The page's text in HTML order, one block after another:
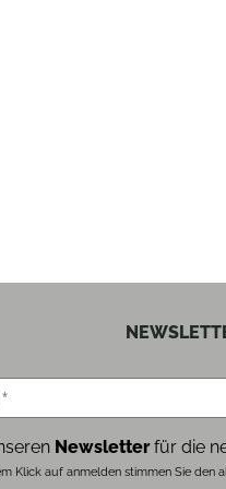
Newsletterfür die
Klick auf anmelden stimmen Sie den